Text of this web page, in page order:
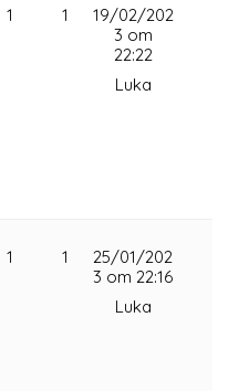
1 1
19/02/202
3 om
22:22
Luka
1 1
25/01/202
3 om 22:16
Luka